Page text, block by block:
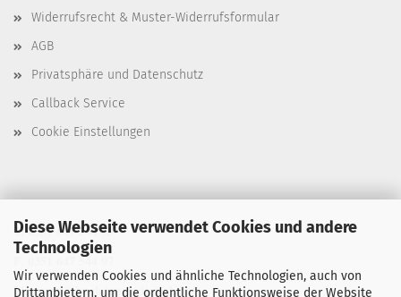
Diese Webseite verwendet Cookies und andere
Technologien
Wir verwenden Cookies und ähnliche Technologien, auch von
Drittanbietern, um die ordentliche Funktionsweise der Website
Widerrufsrecht & Muster-Widerrufsformular
AGB
Privatsphäre und Datenschutz
Callback Service
Cookie Einstellungen
T. 0351 647 544 93
F. 0351 647 544 97
M. manu@buchdruck-digital.de